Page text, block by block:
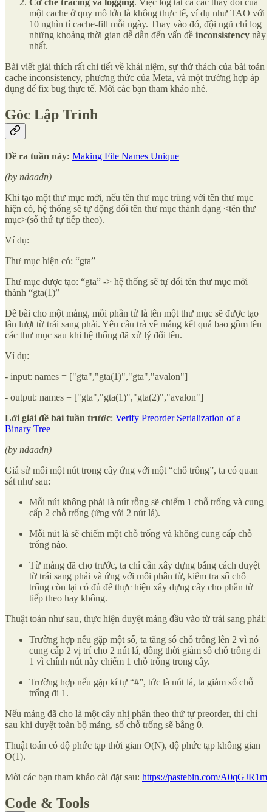
một cache ở quy mô lớn là không thực tế, ví dụ như TAO với
10 nghìn tỉ cache-fill mỗi ngày. Thay vào đó, đội ngũ chỉ log
những khoảng thời gian dễ dẫn đến vấn đề inconsistency này
nhất.
Bài viết giải thích rất chi tiết về khái niệm, sự thử thách của bài toán
cache inconsistency, phương thức của Meta, và một trường hợp áp
dụng để fix bug thực tế. Mời các bạn tham khảo nhé.
Góc Lập Trình
Đề ra tuần này: Making File Names Unique
(by ndaadn)
Khi tạo một thư mục mới, nếu tên thư mục trùng với tên thư mục
hiện có, hệ thống sẽ tự động đổi tên thư mục thành dạng <tên thư
mục>(số thứ tự tiếp theo).
Ví dụ:
Thư mục hiện có: “gta”
Thư mục được tạo: “gta” -> hệ thống sẽ tự đổi tên thư mục mới
thành “gta(1)”
Đề bài cho một mảng, mỗi phần tử là tên một thư mục sẽ được tạo
lần lượt từ trái sang phải. Yêu cầu trả về mảng kết quả bao gồm tên
các thư mục sau khi hệ thống đã xử lý đổi tên.
Ví dụ:
- input: names = ["gta","gta(1)","gta","avalon"]
- output: names = ["gta","gta(1)","gta(2)","avalon"]
Lời giải đề bài tuần trước: Verify Preorder Serialization of a
Binary Tree
(by ndaadn)
Giả sử mỗi một nút trong cây ứng với một “chỗ trống”, ta có quan
sát như sau:
Mỗi nút không phải là nút rỗng sẽ chiếm 1 chỗ trống và cung
cấp 2 chỗ trống (ứng với 2 nút lá).
Mỗi nút lá sẽ chiếm một chỗ trống và không cung cấp chỗ
trống nào.
Từ mảng đã cho trước, ta chỉ cần xây dựng bằng cách duyệt
từ trái sang phải và ứng với mỗi phần tử, kiểm tra số chỗ
trống còn lại có đủ để thực hiện xây dựng cây cho phần tử
tiếp theo hay không.
Thuật toán như sau, thực hiện duyệt mảng đầu vào từ trái sang phải:
Trường hợp nếu gặp một số, ta tăng số chỗ trống lên 2 vì nó
cung cấp 2 vị trí cho 2 nút lá, đồng thời giảm số chỗ trống đi
1 vì chính nút này chiếm 1 chỗ trống trong cây.
Trường hợp nếu gặp kí tự “#”, tức là nút lá, ta giảm số chỗ
trống đi 1.
Nếu mảng đã cho là một cây nhị phân theo thứ tự preorder, thì chỉ
sau khi duyệt toàn bộ mảng, số chỗ trống sẽ bằng 0.
Thuật toán có độ phức tạp thời gian O(N), độ phức tạp không gian
O(1).
Mời các bạn tham khảo cài đặt sau: https://pastebin.com/A0qGJR1m
Code & Tools